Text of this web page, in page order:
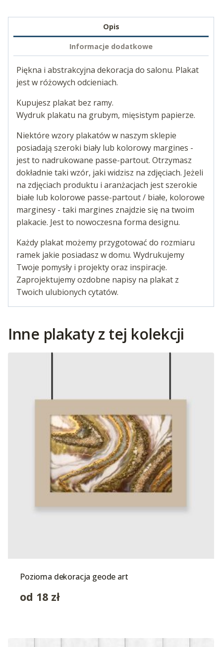
Opis
Informacje dodatkowe
Piękna i abstrakcyjna dekoracja do salonu. Plakat
jest w różowych odcieniach.
Kupujesz plakat bez ramy.
Wydruk plakatu na grubym, mięsistym papierze.
Niektóre wzory plakatów w naszym sklepie
posiadają szeroki biały lub kolorowy margines -
jest to nadrukowane passe-partout. Otrzymasz
dokładnie taki wzór, jaki widzisz na zdjęciach. Jeżeli
na zdjęciach produktu i aranżacjach jest szerokie
białe lub kolorowe passe-partout / białe, kolorowe
marginesy - taki margines znajdzie się na twoim
plakacie. Jest to nowoczesna forma designu.
Każdy plakat możemy przygotować do rozmiaru
ramek jakie posiadasz w domu. Wydrukujemy
Twoje pomysły i projekty oraz inspiracje.
Zaprojektujemy ozdobne napisy na plakat z
Twoich ulubionych cytatów.
Inne plakaty z tej kolekcji
Pozioma dekoracja geode art
od 18 zł